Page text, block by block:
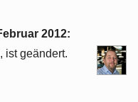
2012:
ist geändert.